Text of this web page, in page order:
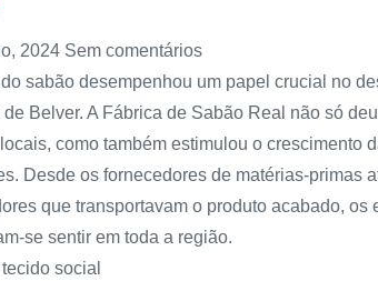
2024 Sem comentários
sabão desempenhou um papel crucial no
Belver. A Fábrica de Sabão Real não só
como também estimulou o crescimento
Desde os fornecedores de matérias-primas
que transportavam o produto acabado, os
se sentir em toda a região.
social